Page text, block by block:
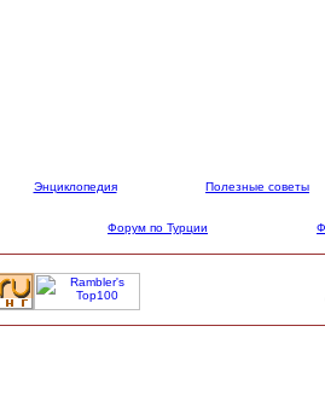
Энциклопедия Полезные советы
Форум по Турции